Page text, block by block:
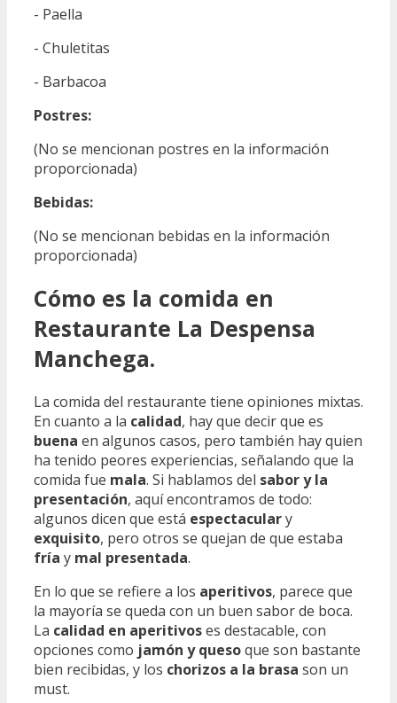
- Paella
- Chuletitas
- Barbacoa
Postres:
(No se mencionan postres en la información
proporcionada)
Bebidas:
(No se mencionan bebidas en la información
proporcionada)
Cómo es la comida en
Restaurante La Despensa
Manchega.
La comida del restaurante tiene opiniones mixtas.
En cuanto a la calidad, hay que decir que es
buena en algunos casos, pero también hay quien
ha tenido peores experiencias, señalando que la
comida fue mala. Si hablamos del sabor y la
presentación, aquí encontramos de todo:
algunos dicen que está espectaculary
exquisito, pero otros se quejan de que estaba
fría y mal presentada.
En lo que se refiere a los aperitivos, parece que
la mayoría se queda con un buen sabor de boca.
La calidad en aperitivoses destacable, con
opciones como jamón y quesoque son bastante
bien recibidas, y los chorizos a la brasa son un
must.